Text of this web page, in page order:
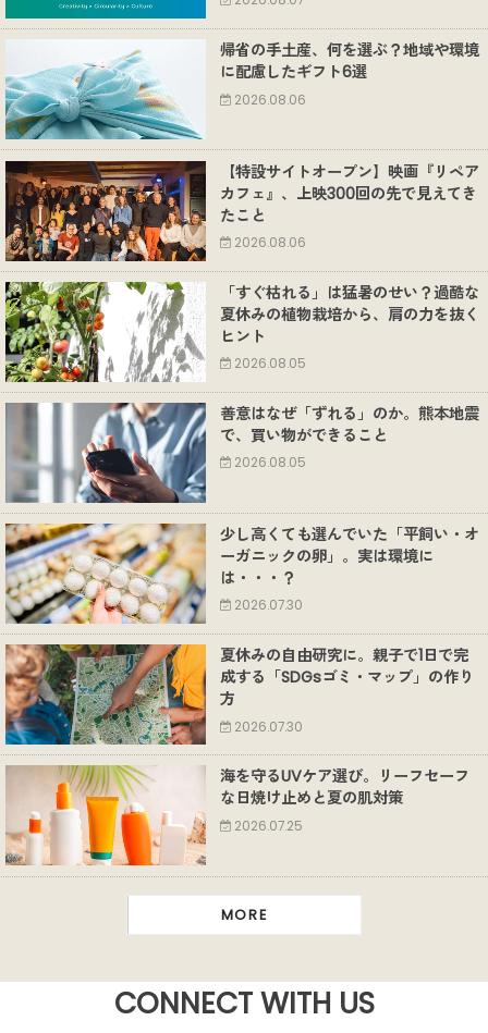
帰省の手土産、何を選ぶ？地域や環境
に配慮したギフト6選
2026.08.06
【特設サイトオープン】映画『リペア
カフェ』、上映300回の先で見えてき
たこと
2026.08.06
「すぐ枯れる」は猛暑のせい？過酷な
夏休みの植物栽培から、肩の力を抜く
ヒント
2026.08.05
善意はなぜ「ずれる」のか。熊本地震
で、買い物ができること
2026.08.05
少し高くても選んでいた「平飼い・オ
ーガニックの卵」。実は環境に
は・・・？
2026.07.30
夏休みの自由研究に。親子で1日で完
成する「SDGsゴミ・マップ」の作り
方
2026.07.30
海を守るUVケア選び。リーフセーフ
な日焼け止めと夏の肌対策
2026.07.25
MORE
CONNECT WITH US